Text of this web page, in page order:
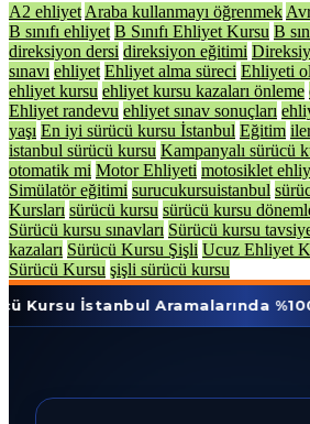
A2 ehliyet Araba kullanmayı öğrenmek
B sınıfı ehliyet B Sınıfı Ehliyet Kursu B
direksiyon dersi direksiyon eğitimi
sınavı ehliyet Ehliyet alma süreci Ehliyeti
ehliyet kursu ehliyet kursu kazaları önleme
Ehliyet randevu ehliyet sınav sonuçları
yaşı En iyi sürücü kursu İstanbul Eğitim
istanbul sürücü kursu Kampanyalı sürücü
otomatik mi Motor Ehliyeti motosiklet
Simülatör eğitimi surucukursuistanbul
Kursları sürücü kursu sürücü kursu
Sürücü kursu sınavları Sürücü kursu
kazaları Sürücü Kursu Şişli Ucuz Ehliyet
Sürücü Kursu şişli sürücü kursu
Aramalarında %100 Başarı